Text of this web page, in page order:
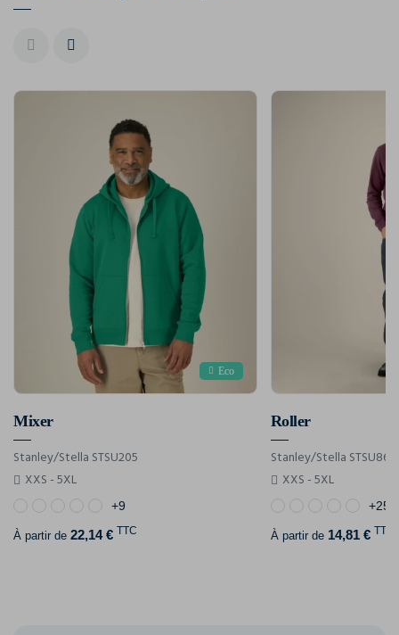
Eco
Mixer
Stanley/Stella STSU205
XXS - 5XL
+9
À partir de 22,14 € TTC
Roller
Stanley/Stella STSU868
XXS - 5XL
+25
À partir de 14,81 € TTC